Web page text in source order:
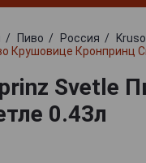
Пиво Россия
Крушовице Кронпринц
Svetle
0.43л